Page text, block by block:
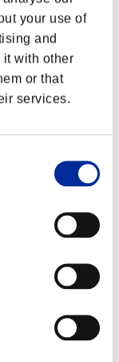
your use of
and
it with other
or that
services.